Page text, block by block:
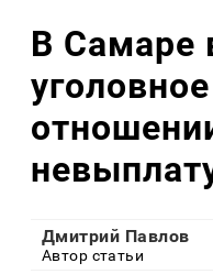
В Самаре
Дмитрий Павлов
Автор статьи